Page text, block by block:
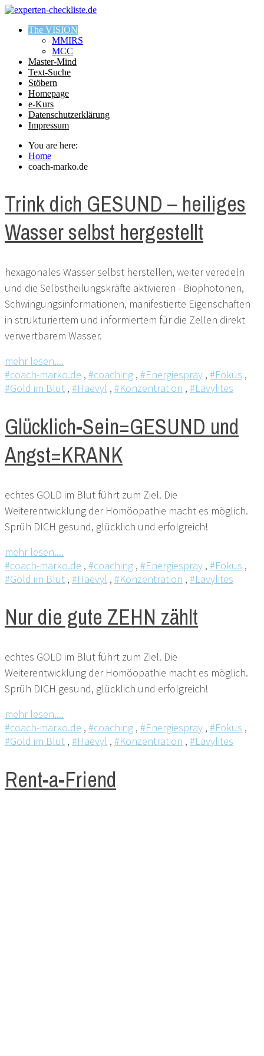
The VISION
MMIRS
MCC
Master-Mind
Text-Suche
Stöbern
Homepage
e-Kurs
Datenschutzerklärung
Impressum
You are here:
Home
coach-marko.de
Trink dich GESUND – heiliges
Wasser selbst hergestellt
hexagonales Wasser selbst herstellen, weiter veredeln
und die Selbstheilungskräfte aktivieren - Biophotonen,
Schwingungsinformationen, manifestierte Eigenschaften
in strukturiertem und informiertem für die Zellen direkt
verwertbarem Wasser.
mehr lesen....
#coach-marko.de , #coaching , #Energiespray , #Fokus ,
#Gold im Blut , #Haevyl , #Konzentration , #Lavylites
Glücklich-Sein=GESUND und
Angst=KRANK
echtes GOLD im Blut führt zum Ziel. Die
Weiterentwicklung der Homöopathie macht es möglich.
Sprüh DICH gesund, glücklich und erfolgreich!
mehr lesen....
#coach-marko.de , #coaching , #Energiespray , #Fokus ,
#Gold im Blut , #Haevyl , #Konzentration , #Lavylites
Nur die gute ZEHN zählt
echtes GOLD im Blut führt zum Ziel. Die
Weiterentwicklung der Homöopathie macht es möglich.
Sprüh DICH gesund, glücklich und erfolgreich!
mehr lesen....
#coach-marko.de , #coaching , #Energiespray , #Fokus ,
#Gold im Blut , #Haevyl , #Konzentration , #Lavylites
Rent-a-Friend